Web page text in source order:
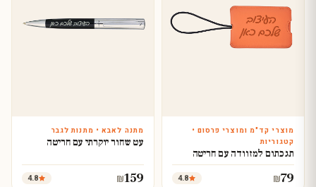
מוצרי קד"מ ומוצרי פרסום •
קטגוריות
תג כתום למזוודה עם חריטה
₪79
4.8
עצב עכשיו
מתנה לאבא • מתנות לגבר
עט שחור יוקרתי עם חריטה
₪159
4.8